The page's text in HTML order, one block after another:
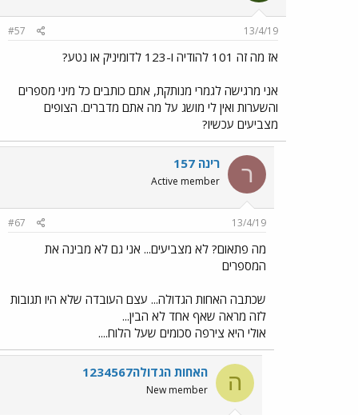
13/4/19
#57
אז מה זה 101 להודיה ו-123 לדומיניק או נטע?
אני מרגישה לגמרי מנותקת, אתם כותבים כל מיני מספרים
והשערות ואין לי מושג על מה אתם מדברים. הצופים
מצביעים עכשיו?
ר רינה 157
Active member
13/4/19
#67
מה פתאום? לא מצביעים... אני גם לא מבינה את
המספרים
שכתבה האחות הגדולה... עצם העובדה שלא היו תגובות
לזה מראה שאף אחד לא הבין...
אולי היא צירפה סכומים שעל הלוח....
ה האחות הגדולה1234567
New member